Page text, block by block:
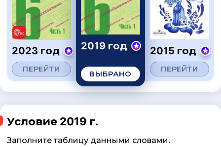
2023 год
ПЕРЕЙТИ
2019 год
ВЫБРАНО
2015 год
ПЕРЕЙТИ
Условие 2019 г.
Заполните таблицу данными словами.